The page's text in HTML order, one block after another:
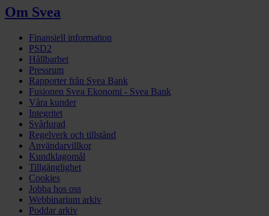
Om Svea
Finansiell information
PSD2
Hållbarhet
Pressrum
Rapporter från Svea Bank
Fusionen Svea Ekonomi - Svea Bank
Våra kunder
Integritet
Svårlurad
Regelverk och tillstånd
Användarvillkor
Kundklagomål
Tillgänglighet
Cookies
Jobba hos oss
Webbinarium arkiv
Poddar arkiv